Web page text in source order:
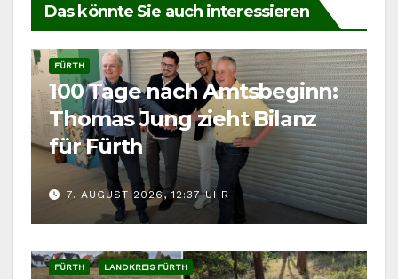
Das könnte Sie auch interessieren
FÜRTH
100 Tage nach Amtsbeginn:
Thomas Jung zieht Bilanz
für Fürth
7. AUGUST 2026, 12:37 UHR
FÜRTH LANDKREIS FÜRTH